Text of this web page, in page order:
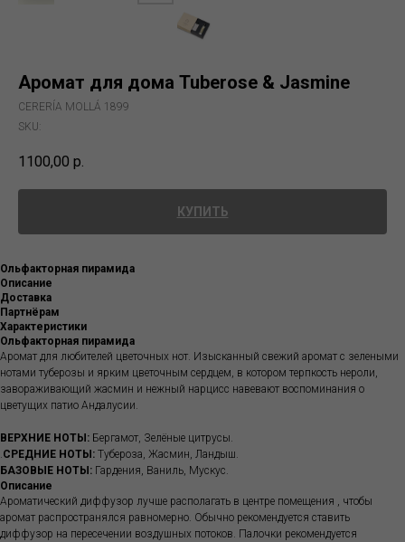
Аромат для дома Tuberose & Jasmine
CERERÍA MOLLÁ 1899
SKU:
1100,00 р.
КУПИТЬ
Ольфакторная пирамида
Описание
Доставка
Партнёрам
Характеристики
Ольфакторная пирамида
Аромат для любителей цветочных нот. Изысканный свежий аромат с зелеными
нотами туберозы и ярким цветочным сердцем, в котором терпкость нероли,
завораживающий жасмин и нежный нарцисс навевают воспоминания о
цветущих патио Андалусии.
ВЕРХНИЕ НОТЫ: Бергамот, Зелёные цитрусы.
.СРЕДНИЕ НОТЫ: Тубероза, Жасмин, Ландыш.
БАЗОВЫЕ НОТЫ: Гардения, Ваниль, Мускус.
Описание
Ароматический диффузор лучше располагать в центре помещения , чтобы
аромат распространялся равномерно. Обычно рекомендуется ставить
диффузор на пересечении воздушных потоков. Палочки рекомендуется